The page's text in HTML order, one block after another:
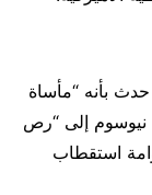
بأنه “مأساة
نيوسوم إلى “رص
استقطاب